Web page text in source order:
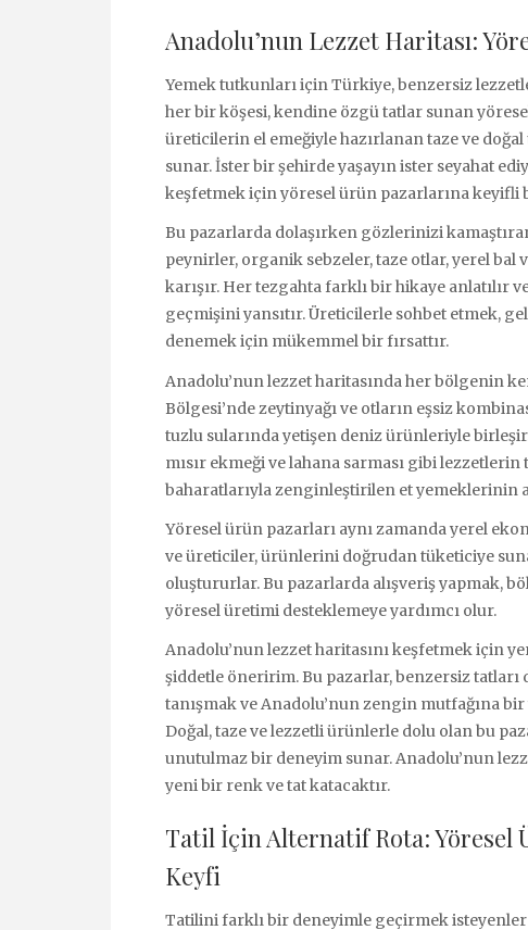
Anadolu’nun Lezzet Haritası:
Yemek tutkunları için Türkiye, benzersiz
her bir köşesi, kendine özgü tatlar sunan
üreticilerin el emeğiyle hazırlanan taze ve
sunar. İster bir şehirde yaşayın ister seyahat
keşfetmek için yöresel ürün pazarlarına
Bu pazarlarda dolaşırken gözlerinizi
peynirler, organik sebzeler, taze otlar, yerel
karışır. Her tezgahta farklı bir hikaye anlatılır
geçmişini yansıtır. Üreticilerle sohbet etmek,
denemek için mükemmel bir fırsattır.
Anadolu’nun lezzet haritasında her bölgenin
Bölgesi’nde zeytinyağı ve otların eşsiz
tuzlu sularında yetişen deniz ürünleriyle
mısır ekmeği ve lahana sarması gibi
baharatlarıyla zenginleştirilen et yemeklerinin
Yöresel ürün pazarları aynı zamanda yerel
ve üreticiler, ürünlerini doğrudan tüketiciye
oluştururlar. Bu pazarlarda alışveriş yapmak,
yöresel üretimi desteklemeye yardımcı olur.
Anadolu’nun lezzet haritasını keşfetmek için
şiddetle öneririm. Bu pazarlar, benzersiz
tanışmak ve Anadolu’nun zengin mutfağına
Doğal, taze ve lezzetli ürünlerle dolu olan bu
unutulmaz bir deneyim sunar. Anadolu’nun
yeni bir renk ve tat katacaktır.
Tatil İçin Alternatif Rota: Yöresel
Keyfi
Tatilini farklı bir deneyimle geçirmek